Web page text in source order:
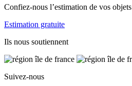
Confiez-nous l’estimation de vos objets
Estimation gratuite
Ils nous soutiennent
Suivez-nous